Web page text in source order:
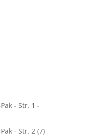
- Str. 1 -
- Str. 2 (7)